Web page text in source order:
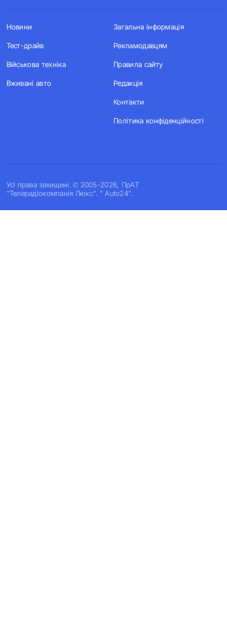
Усi права захищенi. © 2005-2026, ПрАТ
"Телерадіокомпанія Люкс". " Auto24".
Новини
Тест-драйв
Військова техніка
Вживані авто
Загальна інформація
Рекламодавцям
Правила сайту
Редакція
Контакти
Політика конфіденційності